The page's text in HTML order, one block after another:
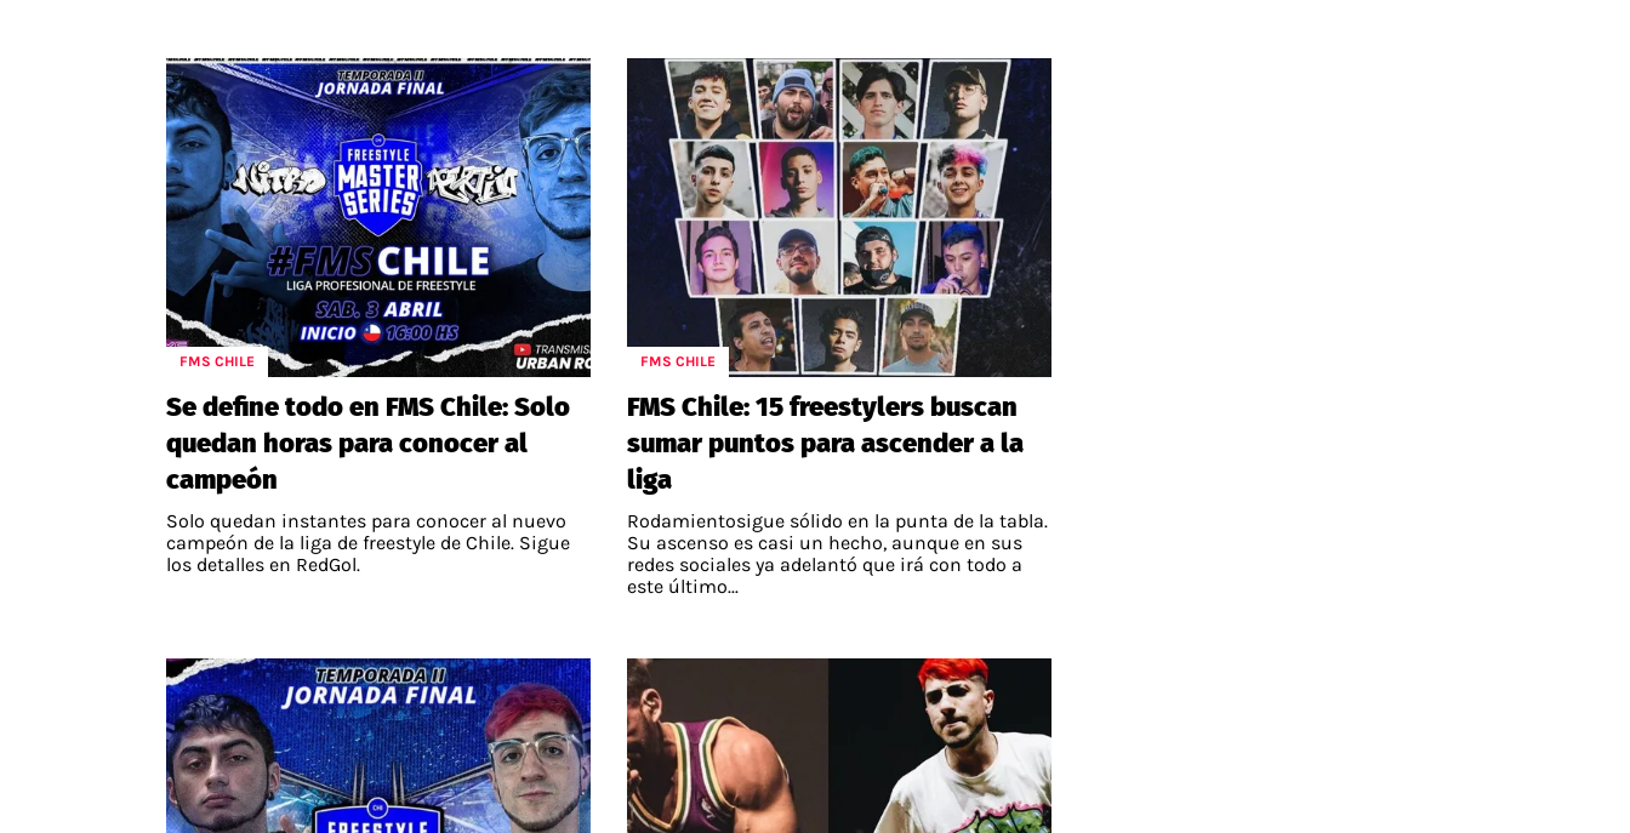
FMS CHILE
Se define todo en FMS Chile: Solo
quedan horas para conocer al
campeón
Solo quedan instantes para conocer al nuevo
campeón de la liga de freestyle de Chile. Sigue
los detalles en RedGol.
FMS CHILE
FMS Chile: 15 freestylers buscan
sumar puntos para ascender a la
liga
Rodamientosigue sólido en la punta de la tabla.
Su ascenso es casi un hecho, aunque en sus
redes sociales ya adelantó que irá con todo a
este último...